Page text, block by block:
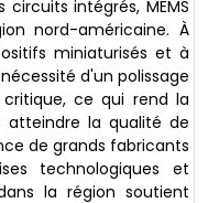
intégrés, MEMS
nord-américaine. À
miniaturisés et à
d'un polissage
ce qui rend la
atteindre la qualité de
de grands fabricants
technologiques et
la région soutient